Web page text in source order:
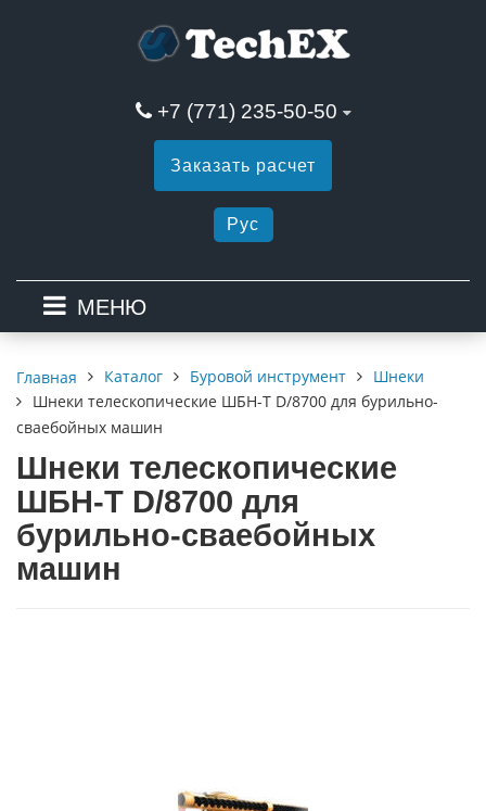
+7 (771) 235-50-50
Заказать расчет
Рус
МЕНЮ
Главная Каталог Буровой инструмент
Шнеки
Шнеки телескопические ШБН-Т D/8700 для бурильно-
сваебойных машин
Шнеки телескопические
ШБН-Т D/8700 для
бурильно-сваебойных
машин